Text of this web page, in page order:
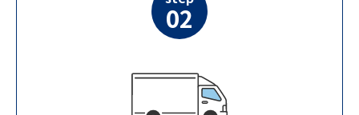
02